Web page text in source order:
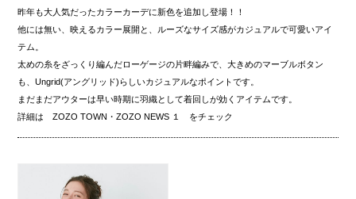
昨年も大人気だったカラーカーデに新色を追加し登場！！
他には無い、映えるカラー展開と、ルーズなサイズ感がカジュアルで可愛いアイ
テム。
太めの糸をざっくり編んだローゲージの片畔編みで、大きめのマーブルボタン
も、Ungrid(アングリッド)らしいカジュアルなポイントです。
まだまだアウターは早い時期に羽織として着回しが効くアイテムです。
詳細は ZOZO TOWN・ZOZO NEWS １ をチェック